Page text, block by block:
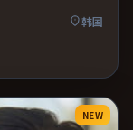
韩国
NEW